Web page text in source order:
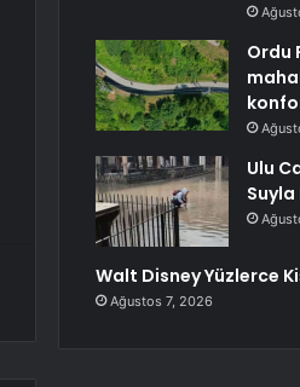
Ordu
Ulu
Suyla
Walt Disney Yüzlerce
Ağustos 7, 2026